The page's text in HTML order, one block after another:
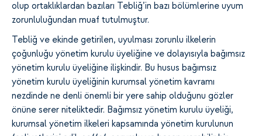
olup ortaklıklardan bazıları Tebliğ’in bazı bölümlerine uyum
zorunluluğundan muaf tutulmuştur.
Tebliğ ve ekinde getirilen, uyulması zorunlu ilkelerin
çoğunluğu yönetim kurulu üyeliğine ve dolayısıyla bağımsız
yönetim kurulu üyeliğine ilişkindir. Bu husus bağımsız
yönetim kurulu üyeliğinin kurumsal yönetim kavramı
nezdinde ne denli önemli bir yere sahip olduğunu gözler
önüne serer niteliktedir. Bağımsız yönetim kurulu üyeliği,
kurumsal yönetim ilkeleri kapsamında yönetim kurulunun